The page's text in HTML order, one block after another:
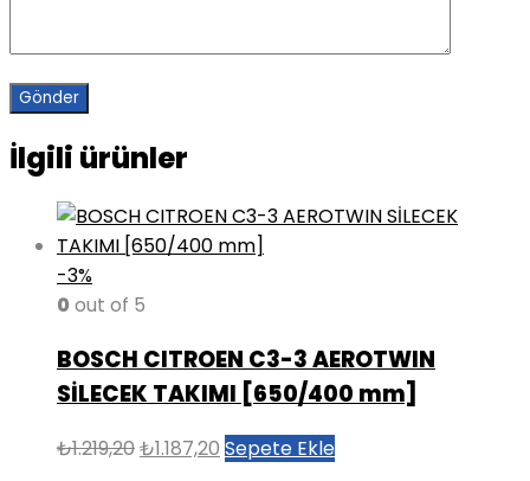
İlgili ürünler
-3%
0 out of 5
BOSCH CITROEN C3-3 AEROTWIN
SİLECEK TAKIMI [650/400 mm]
₺1.219,20Orijinal
₺1.187,20 Şu
Sepete Ekle